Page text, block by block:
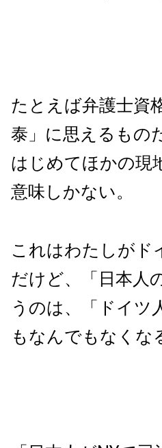
たとえば弁護士資
泰」に思えるもの
はじめてほかの現
意味しかない。
これはわたしがド
だけど、「日本人
うのは、「ドイツ
もなんでもなくな